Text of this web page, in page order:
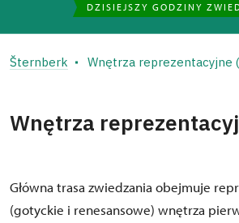
DZISIEJSZY GODZINY
Šternberk Wnętrza reprezentacyjne
Wnętrza
Główna trasa zwiedzania obejmuje
(gotyckie i renesansowe) wnętrza